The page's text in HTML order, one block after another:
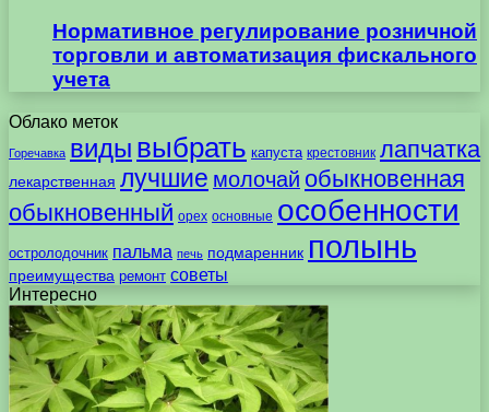
Нормативное регулирование розничной
торговли и автоматизация фискального
учета
Облако меток
Горечавка виды выбрать капуста крестовник лапчатка
лекарственная лучшие молочай обыкновенная
обыкновенный орех основные особенности
остролодочник пальма печь подмаренник полынь
преимущества ремонт советы
Интересно